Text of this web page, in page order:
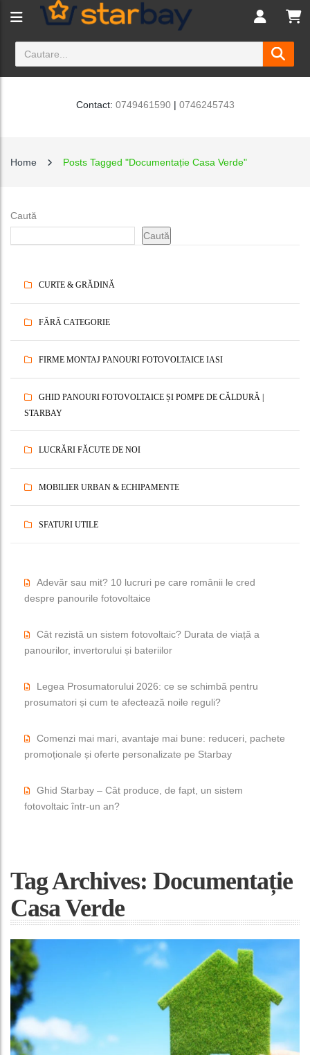
Contact: 0749461590| 0746245743
Home Posts Tagged "documentație Casa Verde"
Caută
Caută
CURTE & GRĂDINĂ
FĂRĂ CATEGORIE
FIRME MONTAJ PANOURI FOTOVOLTAICE IASI
GHID PANOURI FOTOVOLTAICE ȘI POMPE DE CĂLDURĂ |
STARBAY
LUCRĂRI FĂCUTE DE NOI
MOBILIER URBAN & ECHIPAMENTE
SFATURI UTILE
Adevăr sau mit? 10 lucruri pe care românii le cred
despre panourile fotovoltaice
Cât rezistă un sistem fotovoltaic? Durata de viață a
panourilor, invertorului și bateriilor
Legea Prosumatorului 2026: ce se schimbă pentru
prosumatori și cum te afectează noile reguli?
Comenzi mai mari, avantaje mai bune: reduceri, pachete
promoționale și oferte personalizate pe Starbay
Ghid Starbay – Cât produce, de fapt, un sistem
fotovoltaic într-un an?
Tag Archives: Documentație
Casa Verde